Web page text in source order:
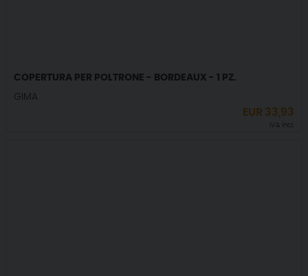
COPERTURA PER POLTRONE - BORDEAUX - 1 PZ.
GIMA
EUR 33,93
IVA incl.